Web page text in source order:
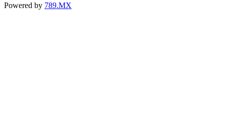
Powered by 789.MX